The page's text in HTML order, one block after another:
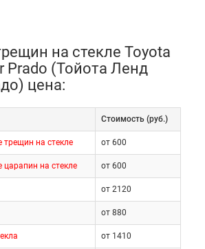
на стекле Toyota
Prado (Тойота Ленд
цена:
Cтоимость (руб.)
трещин на стекле от 600
царапин на стекле от 600
от 2120
от 880
от 1410